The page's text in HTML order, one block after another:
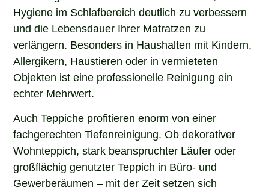
Hygiene im Schlafbereich deutlich zu verbessern
und die Lebensdauer Ihrer Matratzen zu
verlängern. Besonders in Haushalten mit Kindern,
Allergikern, Haustieren oder in vermieteten
Objekten ist eine professionelle Reinigung ein
echter Mehrwert.
Auch Teppiche profitieren enorm von einer
fachgerechten Tiefenreinigung. Ob dekorativer
Wohnteppich, stark beanspruchter Läufer oder
großflächig genutzter Teppich in Büro- und
Gewerberäumen – mit der Zeit setzen sich